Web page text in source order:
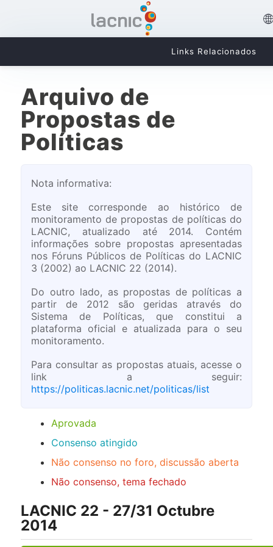
Arquivo de
Propostas de
Políticas
Nota informativa:
Este site corresponde ao histórico de
monitoramento de propostas de políticas do
LACNIC, atualizado até 2014. Contém
informações sobre propostas apresentadas
nos Fóruns Públicos de Políticas do LACNIC
3 (2002) ao LACNIC 22 (2014).
Do outro lado, as propostas de políticas a
partir de 2012 são geridas através do
Sistema de Políticas, que constitui a
plataforma oficial e atualizada para o seu
monitoramento.
Para consultar as propostas atuais, acesse o
link a seguir:
https://politicas.lacnic.net/politicas/list
Aprovada
Consenso atingido
Não consenso no foro, discussão aberta
Não consenso, tema fechado
LACNIC 22 - 27/31 Octubre
2014
Links Relacionados